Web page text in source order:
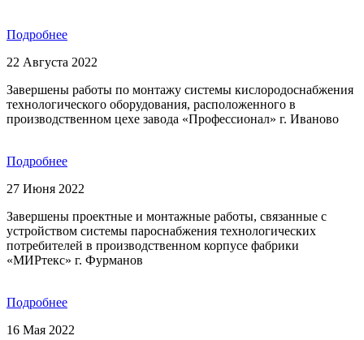
Подробнее
22 Августа 2022
Завершены работы по монтажу системы кислородоснабжения
технологического оборудования, расположенного в
производственном цехе завода «Профессионал» г. Иваново
Подробнее
27 Июня 2022
Завершены проектные и монтажные работы, связанные с
устройством системы пароснабжения технологических
потребителей в производственном корпусе фабрики
«МИРтекс» г. Фурманов
Подробнее
16 Мая 2022